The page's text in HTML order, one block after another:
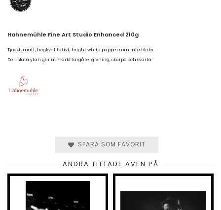
Hahnemühle Fine Art Studio Enhanced 210g
Tjockt, matt, högkvalitativt, bright white papper som inte bleks.
Den släta ytan ger utmärkt färgåtergivning, skärpa och svärta.
SPARA SOM FAVORIT
ANDRA TITTADE ÄVEN PÅ